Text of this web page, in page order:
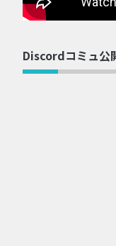
Discordコミュ公